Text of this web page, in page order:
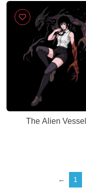
The Alien Vessel
← 1